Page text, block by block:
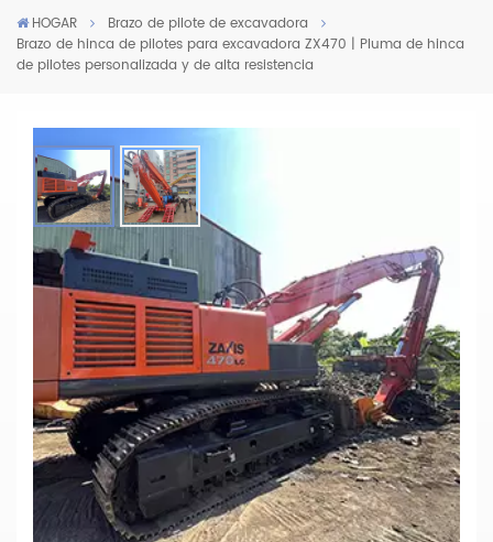
HOGAR
Brazo de pilote de excavadora
Brazo de hinca de pilotes para excavadora ZX470 | Pluma de hinca
de pilotes personalizada y de alta resistencia
Brazo De Hinca De Pilotes Para
Excavadora ZX470 | Pluma De Hinca
De Pilotes Personalizada Y De Alta
Resistencia
Material: Q355B
Cilindro: Tamaño original
Auge: OEM
Brazo: OEM
Cubo: 0,4 CBM
Imprimación/Recubrimiento: Imprimación rica en zinc
recubierta por pulverización